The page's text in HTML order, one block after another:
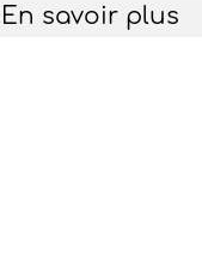
En savoir plus